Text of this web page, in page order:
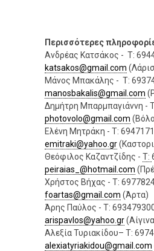
Περισσότερες
Ανδρέας Κατσάκος - Τ:
katsakos@gmail.com
Μάνος Μπακάλης - Τ:
manosbakalis@gmail.com
Δημήτρη Μπαρμπαγιάννη -
photovolo@gmail.com
Ελένη Μητράκη - T:
emitraki@yahoo.gr
Θεόφιλος Καζαντζίδης - T:
peiraias_@hotmail.com
Χρήστος Βήχας - T:
foartas@gmail.com (Άρτα)
Άρης Παύλος - T:
arispavlos@yahoo.gr
Αλεξία Τυριακίδου– Τ:
alexiatyriakidou@gmail.com